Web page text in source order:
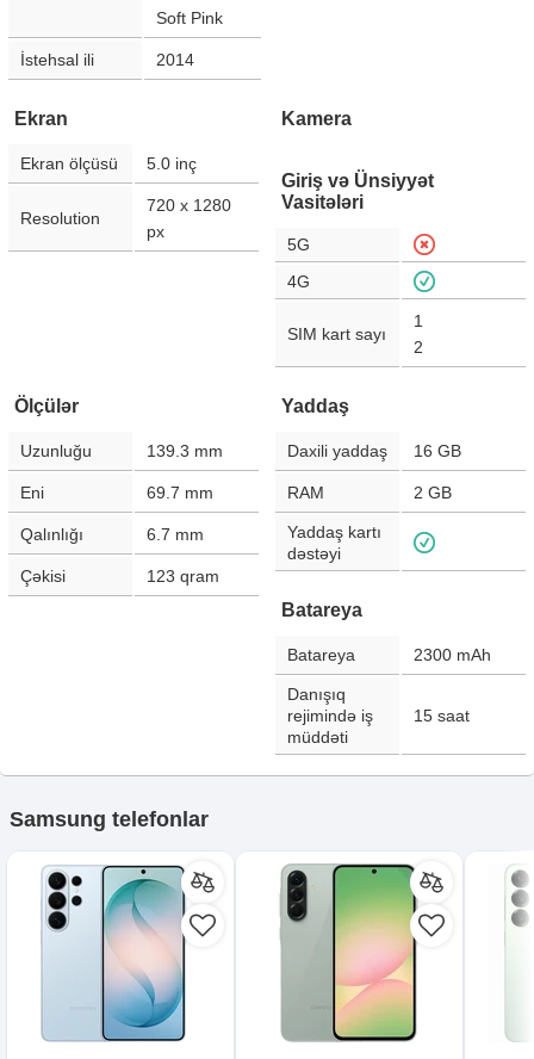
Soft Pink
İstehsal ili 2014
Ekran
Ekran ölçüsü 5.0 inç
Resolution
720 x 1280
px
Kamera
Giriş və Ünsiyyət
Vasitələri
5G
4G
SIM kart sayı
1
2
Ölçülər
Uzunluğu 139.3 mm
Eni 69.7 mm
Qalınlığı 6.7 mm
Çəkisi 123 qram
Yaddaş
Daxili yaddaş 16 GB
RAM 2 GB
Yaddaş kartı
dəstəyi
Batareya
Batareya 2300 mAh
Danışıq
rejimində iş
müddəti
15 saat
Samsung telefonlar